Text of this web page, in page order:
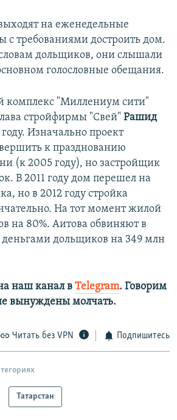
на еженедельные
с требованиями достроить дом.
дольщиков, они слышали
голословные обещания.
"Миллениум сити"
стройфирмы "Свей" Рашид
Изначально проект
к празднованию
(к 2005 году), но застройщик
В 2011 году дом перешел на
но в 2012 году стройка
На тот момент жилой
на 80%. Аитова обвиняют в
дольщиков на 349 млн
наш канал в Telegram. Говорим
вынуждены молчать.
Читать без VPN Подпишитесь
Татарстан